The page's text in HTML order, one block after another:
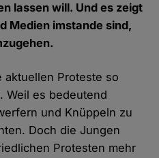
lassen will. Und es zeigt
Medien imstande sind,
aktuellen Proteste so
Weil es bedeutend
und Knüppeln zu
Doch die Jungen
Protesten mehr